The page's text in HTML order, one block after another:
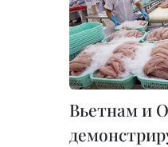
Вьетнам и